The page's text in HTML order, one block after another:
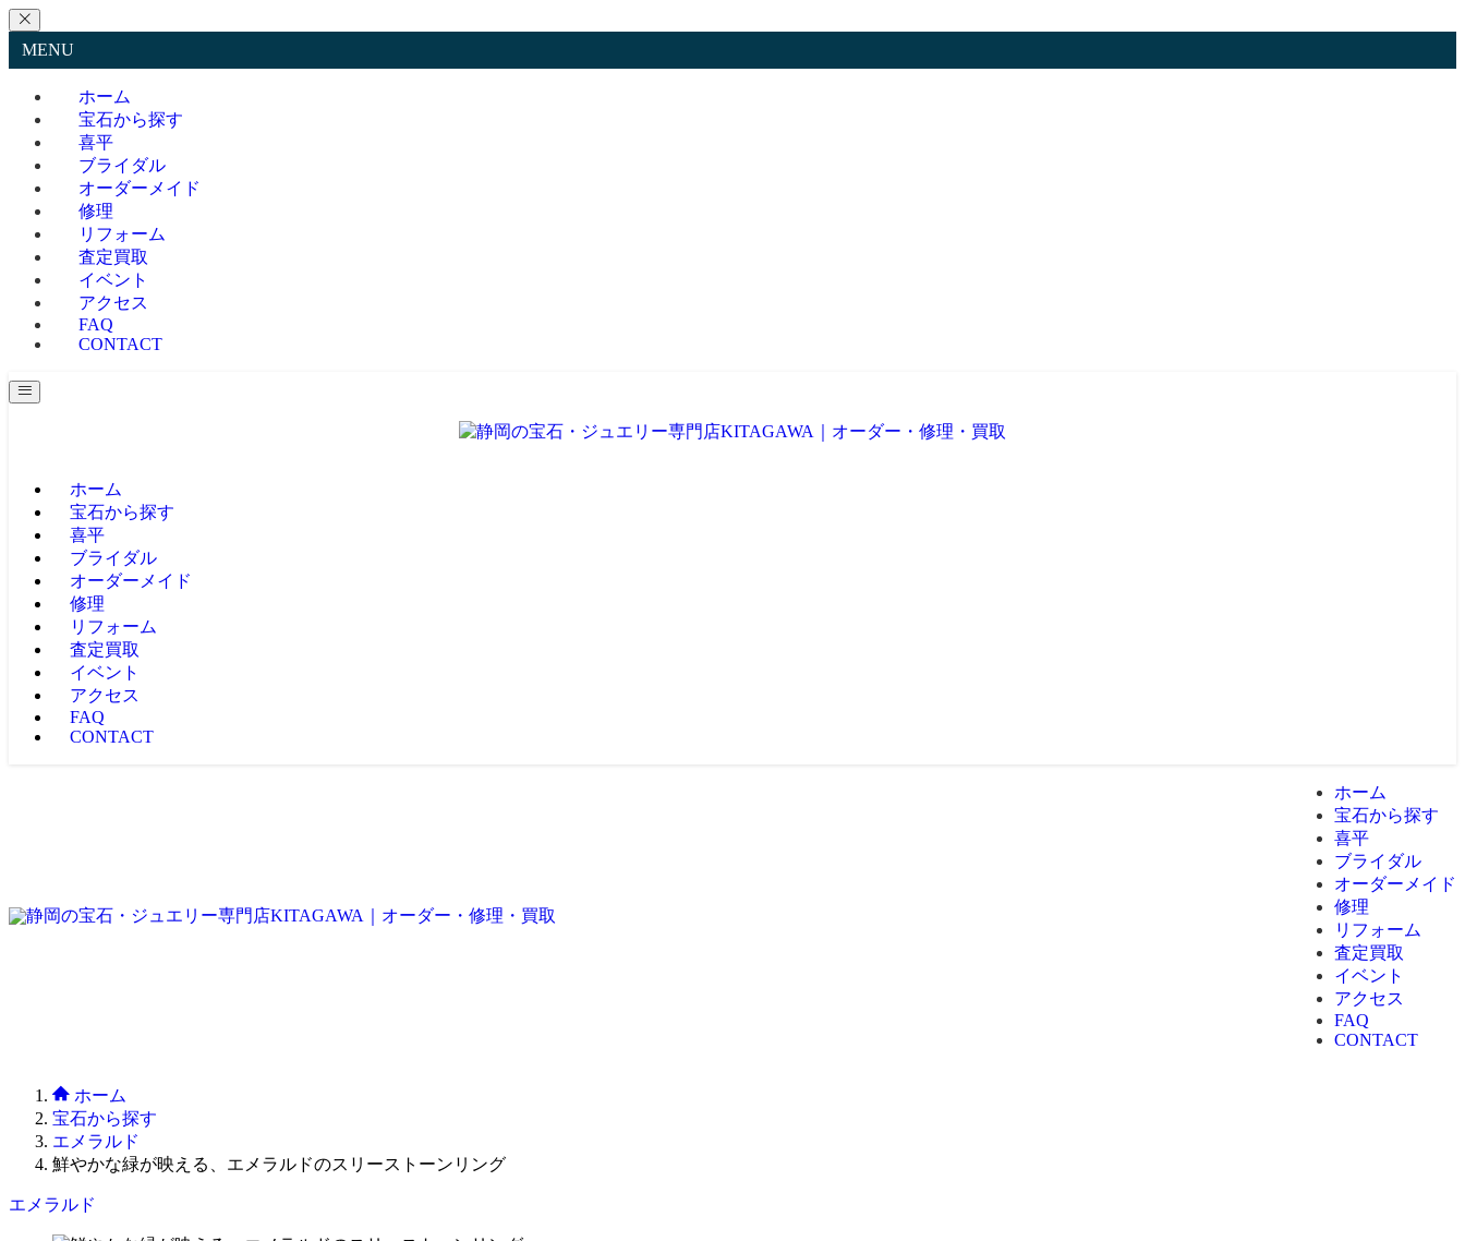
MENU
ホーム
宝石から探す
喜平
ブライダル
オーダーメイド
修理
リフォーム
査定買取
イベント
アクセス
FAQ
CONTACT
ホーム
宝石から探す
喜平
ブライダル
オーダーメイド
修理
リフォーム
査定買取
イベント
アクセス
FAQ
CONTACT
ホーム
宝石から探す
喜平
ブライダル
オーダーメイド
修理
リフォーム
査定買取
イベント
アクセス
FAQ
CONTACT
ホーム
宝石から探す
エメラルド
鮮やかな緑が映える、エメラルドのスリーストーンリング
エメラルド